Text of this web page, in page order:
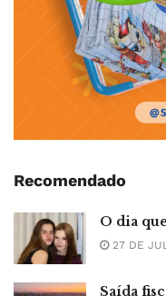
Recomendado
O dia
27 DE
Saída